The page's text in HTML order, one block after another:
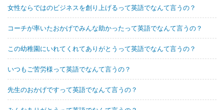
女性ならではのビジネスを創り上げるって英語でなんて言うの？
コーチが率いたおかげでみんな助かったって英語でなんて言うの？
この幼稚園にいれてくれてありがとうって英語でなんて言うの？
いつもご苦労様って英語でなんて言うの？
先生のおかげですって英語でなんて言うの？